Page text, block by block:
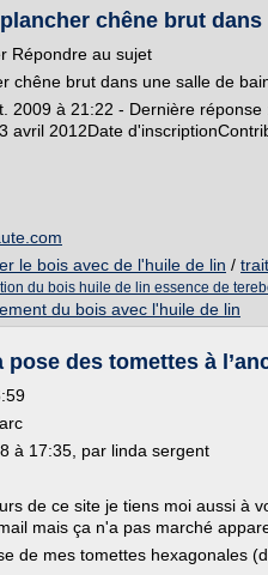
chêne brut dans
Répondre au sujet
chêne brut dans une salle de
2009 à 21:22 - Dernière
avril 2012Date
le bois avec de l'huile de lin /
du bois huile de lin essence de
du bois avec l'huile de lin
des tomettes à
à 17:35, par linda sergent
de ce site je tiens moi aussi à
mais ça n'a pas marché
de mes tomettes hexagonales